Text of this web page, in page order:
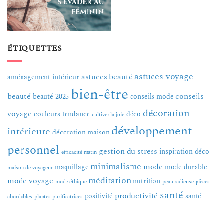
ÉTIQUETTES
aménagement intérieurastuces beauté astuces voyage
beauté beauté 2025 bien-être conseils mode conseils
voyage couleurs tendance cultiver la joie déco décoration
intérieure décoration maison développement
personnel efficacité matin gestion du stress inspiration déco
maison de voyageur maquillage minimalisme mode mode durable
mode voyage mode éthique méditationnutrition peau radieuse pièces
abordables plantes purificatrices positivité productivité santé santé